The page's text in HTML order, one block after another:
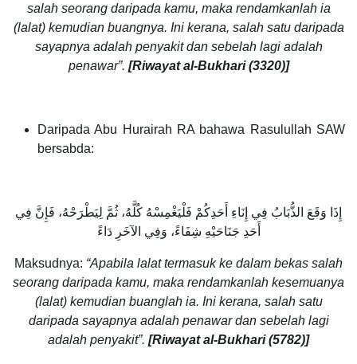
salah seorang daripada kamu, maka rendamkanlah ia
(lalat) kemudian buangnya. Ini kerana, salah satu daripada
sayapnya adalah penyakit dan sebelah lagi adalah
penawar”. [Riwayat al-Bukhari (3320)]
Daripada Abu Hurairah RA bahawa Rasulullah SAW
bersabda:
إِذَا وَقَعَ الذُّبَابُ فِي إِنَاءِ أَحَدِكُمْ فَلْيَغْمِسْهُ كُلَّهُ، ثُمَّ لِيَطْرَحْهُ، فَإِنَّ فِي
أَحَدِ جَنَاحَيْهِ شِفَاءً، وَفِي الآخَرِ دَاءً
Maksudnya: “Apabila lalat termasuk ke dalam bekas salah
seorang daripada kamu, maka rendamkanlah kesemuanya
(lalat) kemudian buanglah ia. Ini kerana, salah satu
daripada sayapnya adalah penawar dan sebelah lagi
adalah penyakit”. [Riwayat al-Bukhari (5782)]